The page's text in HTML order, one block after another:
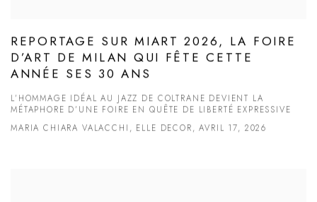
REPORTAGE SUR MIART 2026, LA FOIRE
D’ART DE MILAN QUI FÊTE CETTE
ANNÉE SES 30 ANS
L’HOMMAGE IDÉAL AU JAZZ DE COLTRANE DEVIENT LA
MÉTAPHORE D’UNE FOIRE EN QUÊTE DE LIBERTÉ EXPRESSIVE
MARIA CHIARA VALACCHI, ELLE DECOR, AVRIL 17, 2026